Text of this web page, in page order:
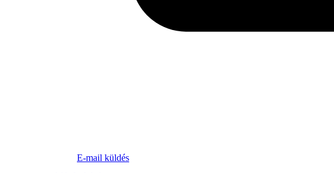
E-mail küldés